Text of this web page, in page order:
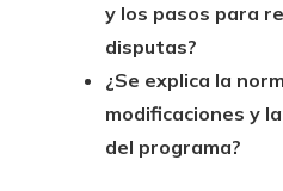
y los pasos para
disputas?
¿Se explica la
modificaciones y
del programa?